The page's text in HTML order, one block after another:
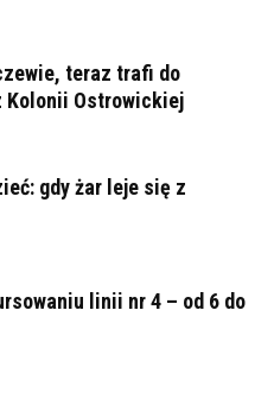
teraz trafi do
Kolonii Ostrowickiej
gdy żar leje się z
linii nr 4 – od 6 do